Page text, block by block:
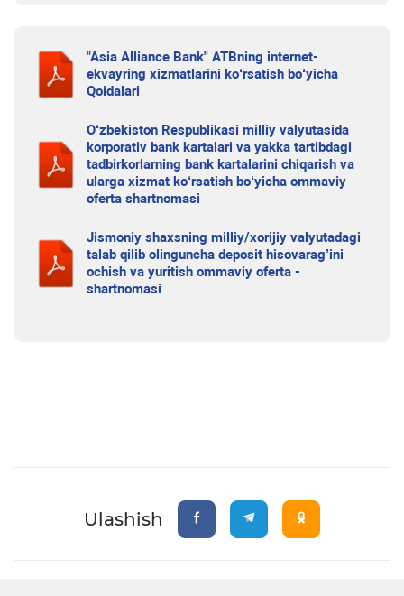
"Asia Alliance Bank" ATBning internet-
ekvayring xizmatlarini ko‘rsatish bo‘yicha
Qoidalari
O‘zbekiston Respublikasi milliy valyutasida
korporativ bank kartalari va yakka tartibdagi
tadbirkorlarning bank kartalarini chiqarish va
ularga xizmat ko‘rsatish bo‘yicha ommaviy
oferta shartnomasi
Jismoniy shaxsning milliy/xorijiy valyutadagi
talab qilib olinguncha deposit hisovarag’ini
ochish va yuritish ommaviy oferta -
shartnomasi
Ulashish